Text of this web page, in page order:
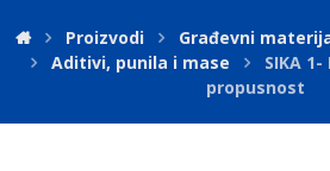
Proizvodi Građevni
Aditivi, punila i mase
SIKA
propusnost